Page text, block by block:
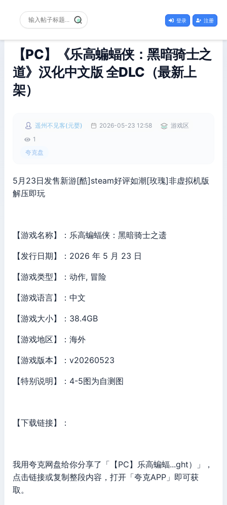
登录 注册
【PC】《乐高蝙蝠侠：黑暗骑士之
道》汉化中文版 全DLC（最新上
架）
遥州不见客(元婴) 2026-05-23 12:58
游戏区
1
夸克盘
5月23日发售新游[酷]steam好评如潮[玫瑰]非虚拟机版
解压即玩
【游戏名称】：乐高蝙蝠侠：黑暗骑士之遗
【发行日期】：2026 年 5 月 23 日
【游戏类型】：动作, 冒险
【游戏语言】：中文
【游戏大小】：38.4GB
【游戏地区】：海外
【游戏版本】：v20260523
【特别说明】：4-5图为自测图
【下载链接】：
我用夸克网盘给你分享了「【PC】乐高蝙蝠...ght）」，
点击链接或复制整段内容，打开「夸克APP」即可获
取。